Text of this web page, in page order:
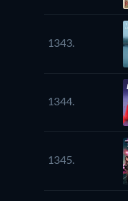
1343.
1344.
1345.